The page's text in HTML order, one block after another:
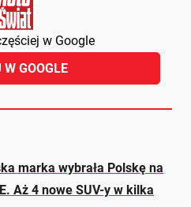
w Google
W GOOGLE
marka wybrała Polskę na
Aż 4 nowe SUV-y w kilka